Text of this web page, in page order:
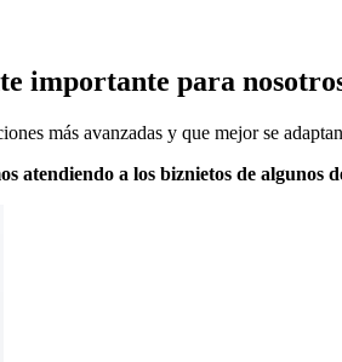
para
más avanzadas y que mejor se
atendiendo a los biznietos de algunos